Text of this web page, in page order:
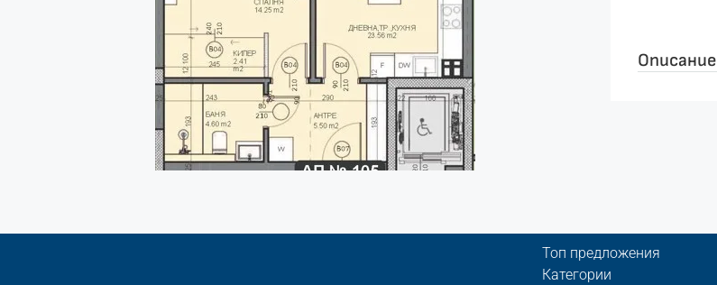
Описание
Топ предложения
Категории